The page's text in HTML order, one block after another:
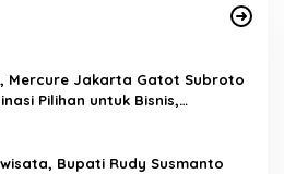
Mercure Jakarta Gatot Subroto
Pilihan untuk Bisnis,
dan Kuliner di Jakarta Selatan
Bupati Rudy Susmanto